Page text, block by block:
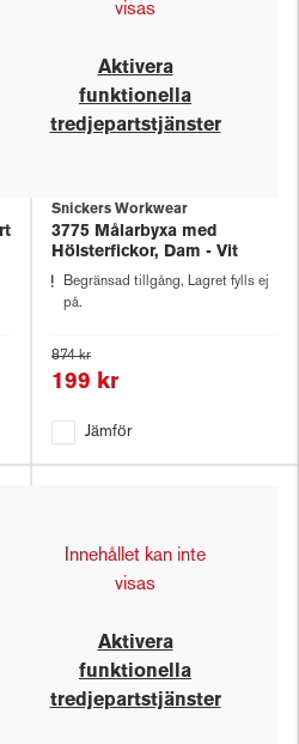
visas
Aktivera
funktionella
tredjepartstjänster
Snickers Workwear
3775 Målarbyxa med
Hölsterfickor, Dam - Vit
Begränsad tillgång, Lagret fylls ej
på.
874 kr
199 kr
Jämför
Innehållet kan inte
visas
Aktivera
funktionella
tredjepartstjänster